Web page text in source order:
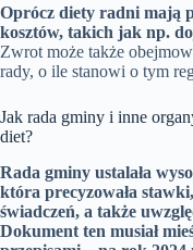
Oprócz diety radni mają
kosztów, takich jak np.
Zwrot może także
rady, o ile stanowi o tym
Jak rada gminy i inne
diet?
Rada gminy ustalała
która precyzowała
świadczeń, a także
Dokument ten musiał